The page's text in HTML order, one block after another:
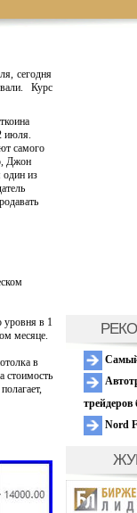
сегодня
Курс
июля.
самого
Джон
из
уровня в 1
месяце.
в
стоимость
Самый
трейдеров
Nord